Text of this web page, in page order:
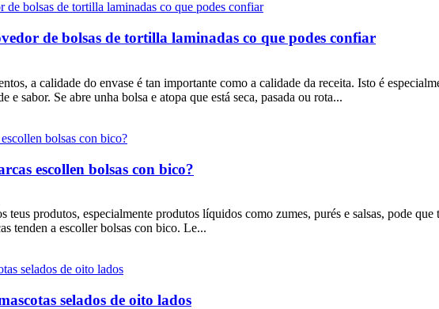
de bolsas de tortilla laminadas co que podes confiar
a calidade do envase é tan importante como a calidade da receita. Isto é
e sabor. Se abre unha bolsa e atopa que está seca, pasada ou rota...
escollen bolsas con bico?
teus produtos, especialmente produtos líquidos como zumes, purés e salsas, pode
tenden a escoller bolsas con bico. Le...
selados de oito lados